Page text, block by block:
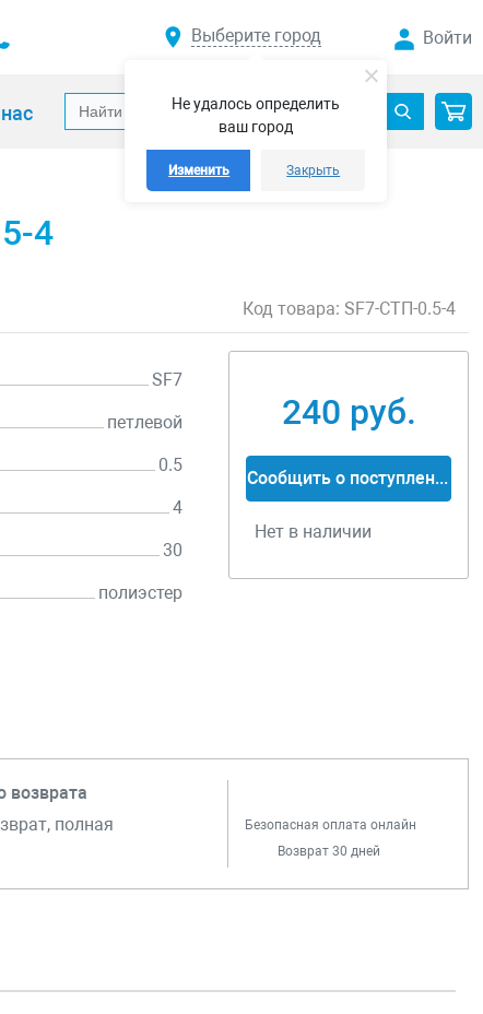
Не удалось определить
ваш город
Изменить Закрыть
Выберите город Войти
4
Код товара: SF7-СТП-0.5-4
SF7
петлевой
0.5
4
30
полиэстер
240 руб.
Сообщить о поступлении
Нет в наличии
возврата
полная
Безопасная оплата онлайн
Возврат 30 дней